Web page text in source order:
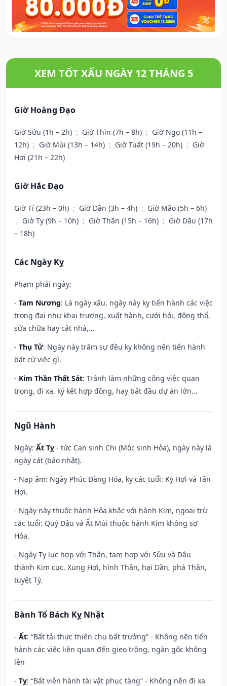
XEM TỐT XẤU NGÀY 12 THÁNG 5
Giờ Hoàng Đạo
Giờ Sửu (1h – 2h) ; Giờ Thìn (7h – 8h) ; Giờ Ngọ (11h –
12h) ; Giờ Mùi (13h – 14h) ; Giờ Tuất (19h – 20h) ; Giờ
Hợi (21h – 22h)
Giờ Hắc Đạo
Giờ Tí (23h – 0h) ; Giờ Dần (3h – 4h) ; Giờ Mão (5h – 6h)
; Giờ Tỵ (9h – 10h) ; Giờ Thân (15h – 16h) ; Giờ Dậu (17h
– 18h)
Các Ngày Kỵ
Phạm phải ngày:
- Tam Nương: Là ngày xấu, ngày này kỵ tiến hành các việc
trọng đại như khai trương, xuất hành, cưới hỏi, động thổ,
sửa chữa hay cất nhà,...
- Thụ Tử: Ngày này trăm sự đều kỵ không nên tiến hành
bất cứ việc gì.
- Kim Thần Thất Sát: Tránh làm những công việc quan
trọng, đi xa, ký kết hợp đồng, hay bắt đầu dự án lớn...
Ngũ Hành
Ngày: Ất Tỵ - tức Can sinh Chi (Mộc sinh Hỏa), ngày này là
ngày cát (bảo nhật).
- Nạp âm: Ngày Phúc Đăng Hỏa, kỵ các tuổi: Kỷ Hợi và Tân
Hợi.
- Ngày này thuộc hành Hỏa khắc với hành Kim, ngoại trừ
các tuổi: Quý Dậu và Ất Mùi thuộc hành Kim không sợ
Hỏa.
- Ngày Tỵ lục hợp với Thân, tam hợp với Sửu và Dậu
thành Kim cục. Xung Hợi, hình Thân, hại Dần, phá Thân,
tuyệt Tý.
Bành Tổ Bách Kỵ Nhật
- Ất: “Bất tải thực thiên chu bất trưởng” - Không nên tiến
hành các việc liên quan đến gieo trồng, ngàn gốc không
lên
- Tỵ: “Bất viễn hành tài vật phục tàng” - Không nên đi xa